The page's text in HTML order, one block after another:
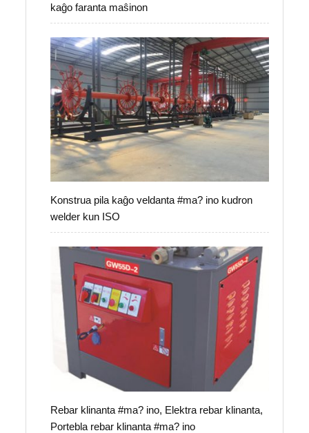
kaĝo faranta maŝinon
Konstrua pila kaĝo veldanta #ma? ino kudron
welder kun ISO
Rebar klinanta #ma? ino, Elektra rebar klinanta,
Portebla rebar klinanta #ma? ino